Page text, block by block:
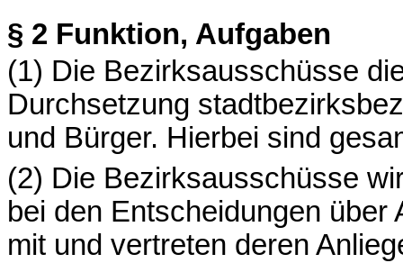
§ 2 Funktion, Aufgaben
(1) Die Bezirksausschüsse
Durchsetzung
und Bürger. Hierbei sind
(2) Die Bezirksausschüsse
bei den Entscheidungen
mit und vertreten deren